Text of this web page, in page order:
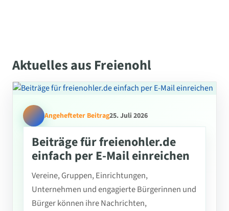
Aktuelles aus Freienohl
Angehefteter Beitrag25. Juli 2026
Beiträge für freienohler.de
einfach per E-Mail einreichen
Vereine, Gruppen, Einrichtungen,
Unternehmen und engagierte Bürgerinnen und
Bürger können ihre Nachrichten,